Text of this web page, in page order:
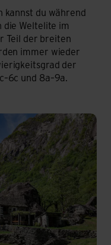
kannst du während
die Weltelite im
Teil der breiten
immer wieder
der
und 8a–9a.